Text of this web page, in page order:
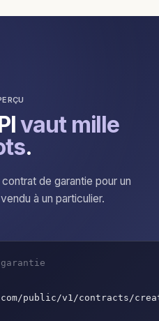
vaut mille
.
de garantie pour un
à un particulier.
public/v1/contracts/